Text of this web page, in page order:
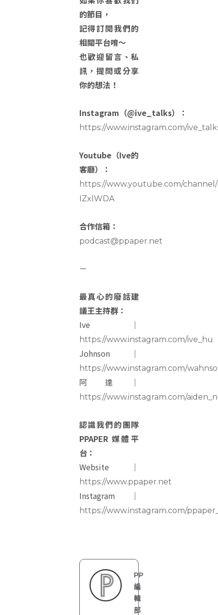
的節目，
記得訂閱我們的
相關平台唷～
也歡迎留言、私
訊，提問或分享
你的想法！
Instagram（@ive_talks）：
https://www.instagram.com/
Youtube（Ive的
客廳）：
https://www.youtube.com/
IZxlWDA
合作信箱：
podcast@ppaper.net
－
最真心的廢話建
議王主持群：
Ive｜
https://www.instagram.com/ive_hu
Johnson｜
https://www.instagram.com/
阿達｜
https://www.instagram.com/aiden_n
認識我們的團隊
PPAPER 媒體平
台：
Website｜
https://www.ppaper.net
Instagram｜
https://www.instagram.com/
PP
編
輯
部